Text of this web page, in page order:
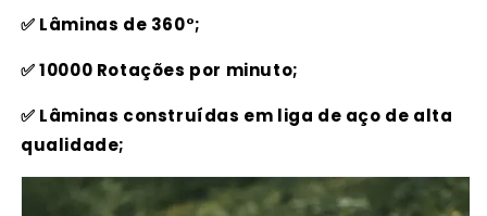
✅ Lâminas de 360°;
✅ 10000 Rotações por minuto;
✅ Lâminas construídas em liga de aço de alta
qualidade;